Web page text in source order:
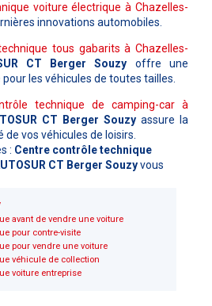
voiture électrique à Chazelles-
innovations automobiles.
tous gabarits à Chazelles-
CT Berger Souzy offre une
les véhicules de toutes tailles.
technique de camping-car à
CT Berger Souzy assure la
vos véhicules de loisirs.
: Centre contrôle technique
CT Berger Souzyvous
avant de vendre une voiture
pour contre-visite
pour vendre une voiture
véhicule de collection
voiture entreprise